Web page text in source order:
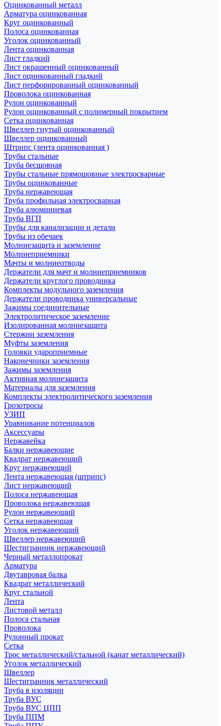
Оцинкованный металл
Арматура оцинкованная
Круг оцинкованный
Полоса оцинкованная
Уголок оцинкованный
Лента оцинкованная
Лист гладкий
Лист окрашенный оцинкованный
Лист оцинкованный гладкий
Лист перфорированный оцинкованный
Проволока оцинкованная
Рулон оцинкованный
Рулон оцинкованный с полимерный покрытием
Сетка оцинкованная
Швеллер гнутый оцинкованный
Швеллер оцинкованный
Штрипс (лента оцинкованная )
Трубы стальные
Труба бесшовная
Трубы стальные прямошовные электросварные
Трубы оцинкованные
Труба нержавеющая
Труба профильная электросварная
Труба алюминиевая
Труба ВГП
Трубы для канализации и детали
Трубы из обечаек
Молниезащита и заземление
Молниеприемники
Мачты и молниеотводы
Держатели для мачт и молниеприемников
Держатели круглого проводника
Комплекты модульного заземления
Держатели проводника универсальные
Зажимы соединительные
Электролитическое заземление
Изолированная молниезащита
Стержни заземления
Муфты заземления
Головки удароприемные
Наконечники заземления
Зажимы заземления
Активная молниезащита
Материалы для заземления
Комплекты электролитического заземления
Грозотросы
УЗИП
Уравнивание потенциалов
Аксессуары
Нержавейка
Балки нержавеющие
Квадрат нержавеющий
Круг нержавеющий
Лента нержавеющая (штрипс)
Лист нержавеющий
Полоса нержавеющая
Проволока нержавеющая
Рулон нержавеющий
Сетка нержавеющая
Уголок нержавеющий
Швеллер нержавеющий
Шестигранник нержавеющий
Черный металлопрокат
Арматура
Двутавровая балка
Квадрат металлический
Круг стальной
Лента
Листовой металл
Полоса стальная
Проволока
Рулонный прокат
Сетка
Трос металлический/стальной (канат металлический)
Уголок металлический
Швеллер
Шестигранник металлический
Труба в изоляции
Труба ВУС
Труба ВУС ЦПП
Труба ППМ